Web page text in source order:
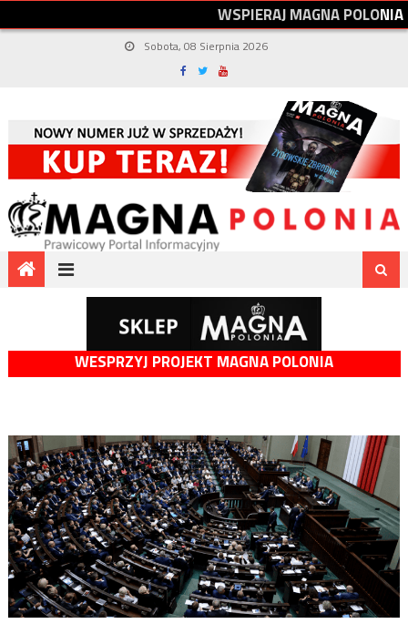
WSPIERAJMAGNAPOLONIA
Sobota, 08 Sierpnia 2026
WESPRZYJ PROJEKT MAGNA POLONIA